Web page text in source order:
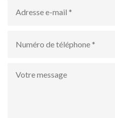
message